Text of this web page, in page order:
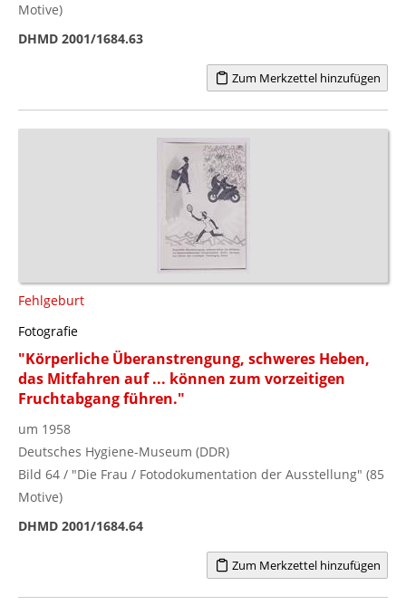
Motive)
DHMD 2001/1684.63
Zum Merkzettel hinzufügen
Fehlgeburt
Fotografie
"Körperliche Überanstrengung, schweres Heben,
das Mitfahren auf ... können zum vorzeitigen
Fruchtabgang führen."
um 1958
Deutsches Hygiene-Museum (DDR)
Bild 64 / "Die Frau / Fotodokumentation der Ausstellung" (85
Motive)
DHMD 2001/1684.64
Zum Merkzettel hinzufügen